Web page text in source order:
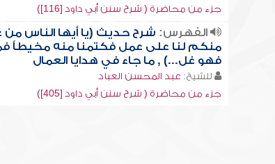
جزء من محاضرة ( شرح سنن أبي داود [116])
الفهرس: شرح حديث (يا أيها الناس
منكم لنا على عمل فكتمنا منه مخيطاًَ
فهو غل...) , ما جاء في هدايا العمال
للشيخ: عبد المحسن العباد
جزء من محاضرة ( شرح سنن أبي داود [405])